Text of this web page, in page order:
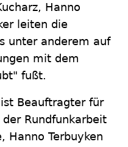
Hanno
leiten die
unter anderem auf
mit dem
fußt.
Beauftragter für
Rundfunkarbeit
Hanno Terbuyken